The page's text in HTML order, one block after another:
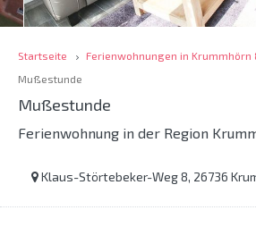
Startseite
Ferienwohnungen in Krummhörn
Mußestunde
Mußestunde
Ferienwohnung in der Region
Klaus-Störtebeker-Weg 8, 26736